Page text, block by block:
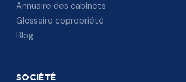
Annuaire des cabinets
Glossaire copropriété
Blog
SOCIÉTÉ